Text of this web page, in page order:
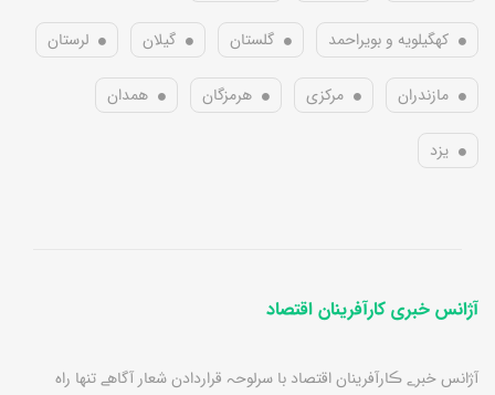
کهگیلویه و بویراحمد گلستان گیلان لرستان
مازندران مرکزی هرمزگان همدان
یزد
آژانس خبری کارآفرینان اقتصاد
آژانس خبرے ڪارآفرينان اقتصاد با سرلوحہ قراردادن شعار آگاهے تنها راه